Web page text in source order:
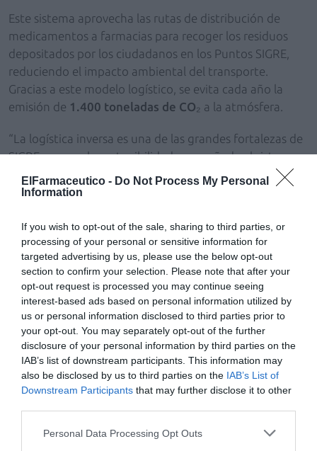
ElFarmaceutico - Do Not Process My Personal
Information
If you wish to opt-out of the sale, sharing to third parties, or
processing of your personal or sensitive information for
targeted advertising by us, please use the below opt-out
section to confirm your selection. Please note that after your
opt-out request is processed you may continue seeing
interest-based ads based on personal information utilized by
us or personal information disclosed to third parties prior to
your opt-out. You may separately opt-out of the further
disclosure of your personal information by third parties on the
IAB’s list of downstream participants. This information may
also be disclosed by us to third parties on the IAB’s List of
Downstream Participants that may further disclose it to other
Personal Data Processing Opt Outs
Este sistema aprovecha las rutas de distribución de
medicamentos a farmacias para recoger los residuos
depositados por los ciudadanos en los Puntos SIGRE,
reduciendo el impacto ambiental del transporte.
Gracias a este modelo logístico, se evita cada año la
emisión de 1.400 toneladas de CO₂ a la atmósfera.
“La logística inversa es una de las grandes fortalezas de
SIGRE, porque la sostenibilidad no se añade al sistema,
sino que forma parte de su propio funcionamiento”, ha
explicadoMatilde Sánchez Reyes, presidenta de
que su integración en la logística diaria de los
mayoristas farmacéuticos “posiblemente explique que
hoy SIGRE siga siendo un modelo de referencia”.